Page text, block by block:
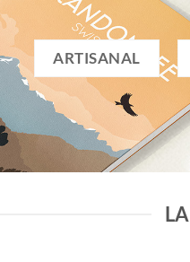
ARTISANAL